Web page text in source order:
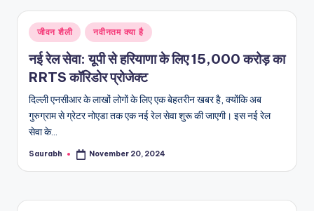
और
विश्व
Posted
in
जीवन शैली नवीनतम क्या है
नई रेल सेवा: यूपी से हरियाणा के लिए 15,000 करोड़ का
RRTS कॉरिडोर प्रोजेक्ट
दिल्ली एनसीआर के लाखों लोगों के लिए एक बेहतरीन खबर है, क्योंकि अब
गुरुग्राम से ग्रेटर नोएडा तक एक नई रेल सेवा शुरू की जाएगी। इस नई रेल
सेवा के…
Posted
Saurabh November 20, 2024